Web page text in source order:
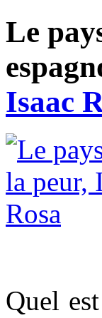
Le
Isaac
Quel